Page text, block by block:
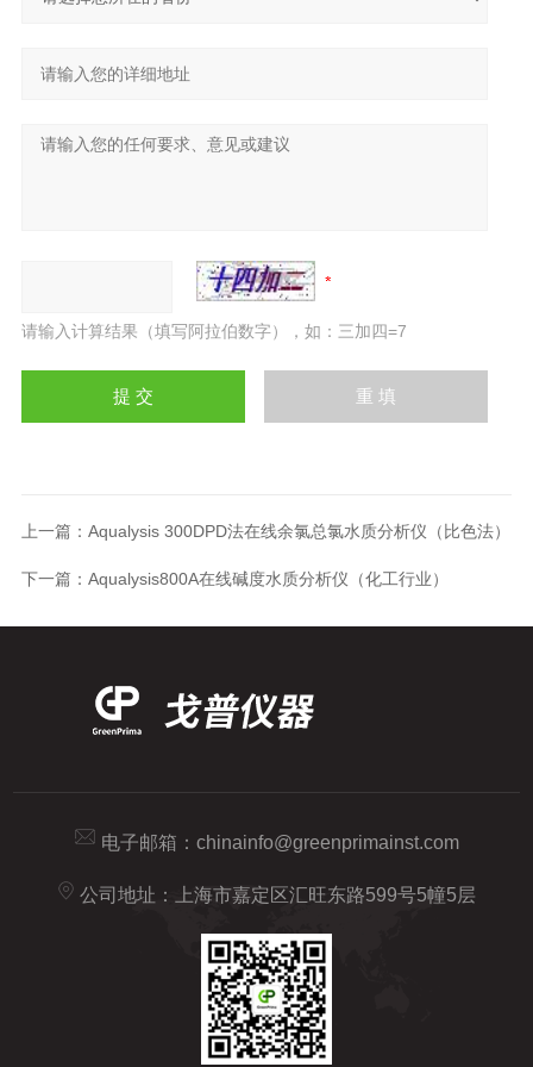
请输入计算结果（填写阿拉伯数字），如：三加四=7
上一篇： Aqualysis 300DPD法在线余氯总氯水质分析仪（比色法）
下一篇： Aqualysis800A在线碱度水质分析仪（化工行业）
电子邮箱： chinainfo@greenprimainst.com
公司地址：上海市嘉定区汇旺东路599号5幢5层